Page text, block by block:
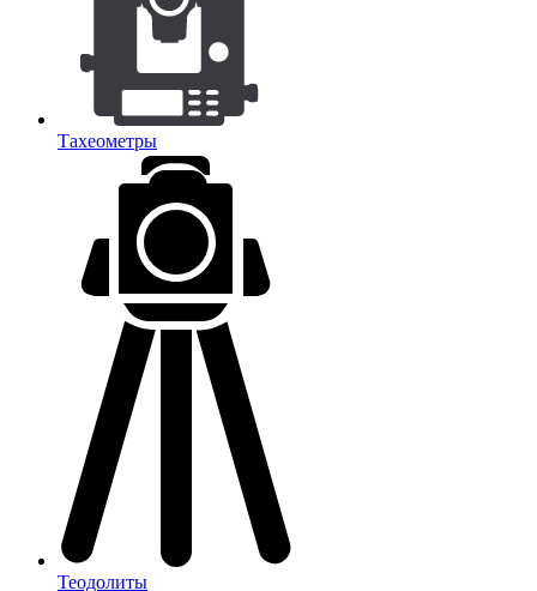
Тахеометры
Теодолиты